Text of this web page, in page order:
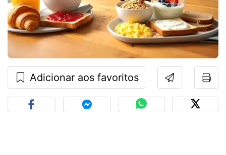
Adicionar aos favoritos